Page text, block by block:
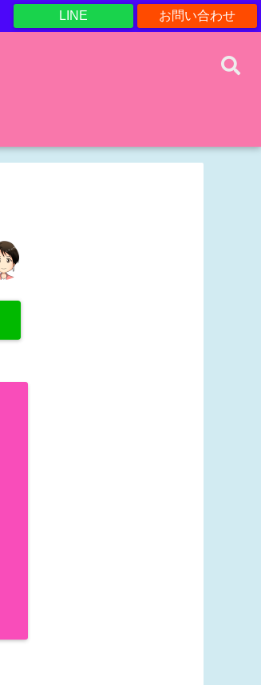
お問い合わせ
LINE